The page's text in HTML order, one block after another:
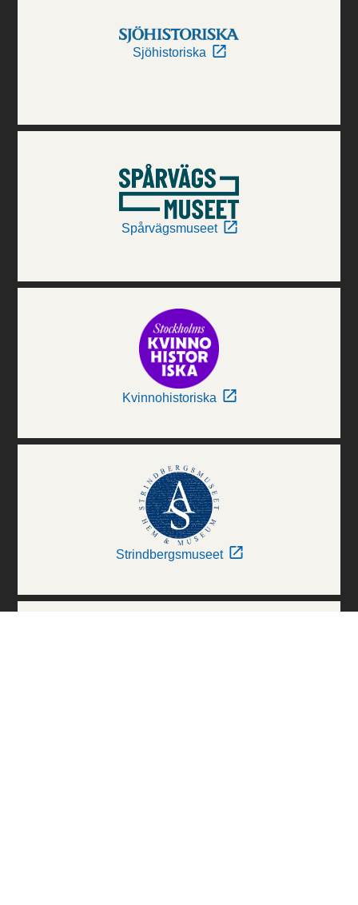
Sjöhistoriska
Spårvägsmuseet
Kvinnohistoriska
Strindbergsmuseet